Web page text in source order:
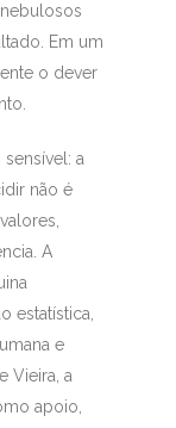
Em um
o dever
a
não é
A
estatística,
e
Vieira, a
apoio,